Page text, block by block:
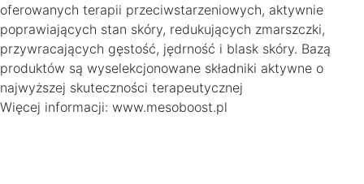
oferowanych terapii przeciwstarzeniowych, aktywnie
poprawiających stan skóry, redukujących zmarszczki,
przywracających gęstość, jędrność i blask skóry. Bazą
produktów są wyselekcjonowane składniki aktywne o
najwyższej skuteczności terapeutycznej
Więcej informacji: www.mesoboost.pl